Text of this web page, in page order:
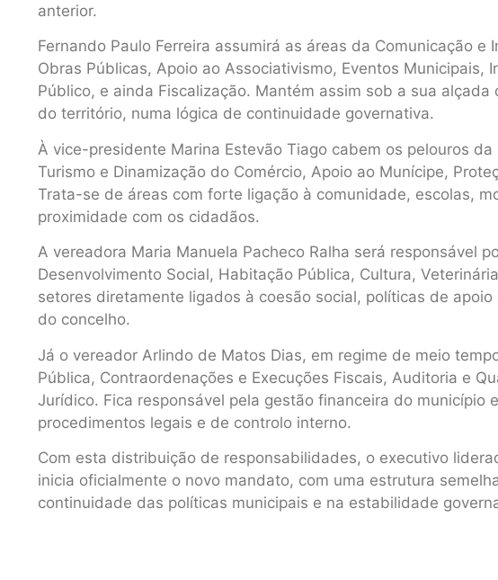
anterior.
Fernando Paulo Ferreira assumirá as áreas da Comunicação e
Obras Públicas, Apoio ao Associativismo, Eventos Municipais,
Público, e ainda Fiscalização. Mantém assim sob a sua
do território, numa lógica de continuidade governativa.
À vice-presidente Marina Estevão Tiago cabem os pelouros
Turismo e Dinamização do Comércio, Apoio ao Munícipe,
Trata-se de áreas com forte ligação à comunidade, escolas,
proximidade com os cidadãos.
A vereadora Maria Manuela Pacheco Ralha será responsável
Desenvolvimento Social, Habitação Pública, Cultura,
setores diretamente ligados à coesão social, políticas de
do concelho.
Já o vereador Arlindo de Matos Dias, em regime de meio
Pública, Contraordenações e Execuções Fiscais, Auditoria e
Jurídico. Fica responsável pela gestão financeira do município
procedimentos legais e de controlo interno.
Com esta distribuição de responsabilidades, o executivo
inicia oficialmente o novo mandato, com uma estrutura
continuidade das políticas municipais e na estabilidade